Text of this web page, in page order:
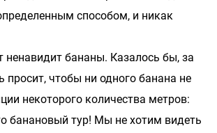
способом, и никак
бананы. Казалось бы, за
просит, чтобы ни одного банана не
некоторого количества метров:
банановый тур! Мы не хотим видеть